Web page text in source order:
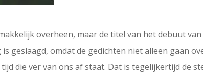
overheen, maar de titel van het debuut van
geslaagd, omdat de gedichten niet alleen gaan
die ver van ons af staat. Dat is tegelijkertijd de